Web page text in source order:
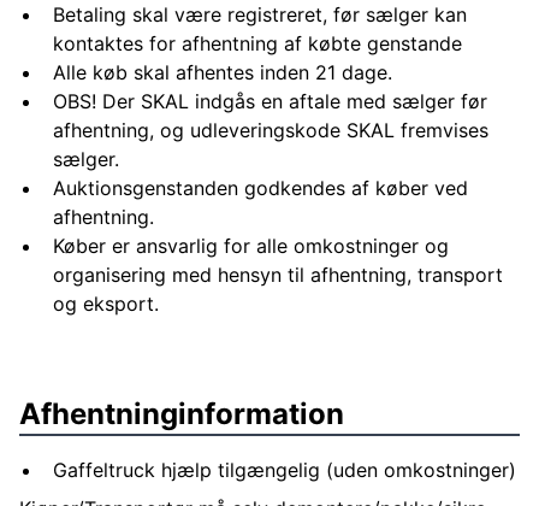
Betaling skal være registreret, før sælger kan
kontaktes for afhentning af købte genstande
Alle køb skal afhentes inden 21 dage.
OBS! Der SKAL indgås en aftale med sælger før
afhentning, og udleveringskode SKAL fremvises
sælger.
Auktionsgenstanden godkendes af køber ved
afhentning.
Køber er ansvarlig for alle omkostninger og
organisering med hensyn til afhentning, transport
og eksport.
Afhentninginformation
Gaffeltruck hjælp tilgængelig (uden omkostninger)